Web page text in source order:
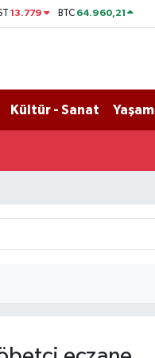
13.779 BTC 64.960,21
Kültür - Sanat Yaşam